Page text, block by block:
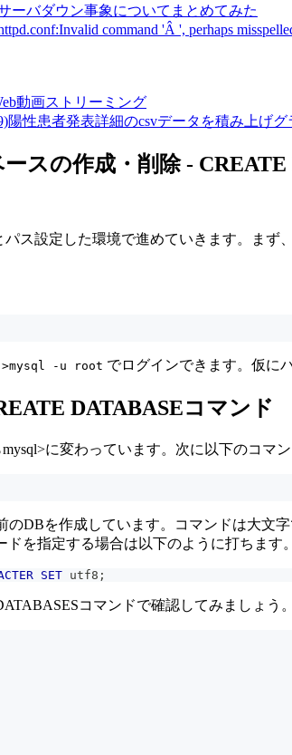
ーバダウン事象についてまとめてみた
command 'Â ', perhaps
動画ストリーミング
陽性患者発表詳細のcsvデータを積み上げグ
スの作成・削除 - CREATE
ス設定した環境で進めていきます。まず
>mysql -u root でログインできます。仮に
DATABASEコマンド
に変わっています。次に以下のコマ
のDBを作成しています。コマンドは大
を指定する場合は以下のように打ちます。
SET utf8 ;
コマンドで確認してみましょう。